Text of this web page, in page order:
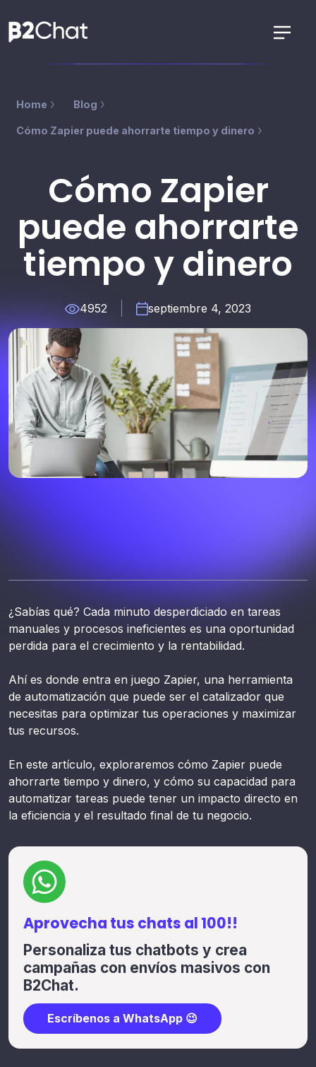
Home Blog
Cómo Zapier puede ahorrarte tiempo y dinero
Cómo Zapier
puede ahorrarte
tiempo y dinero
4952 septiembre 4, 2023
¿Sabías qué? Cada minuto desperdiciado en tareas
manuales y procesos ineficientes es una oportunidad
perdida para el crecimiento y la rentabilidad.
Ahí es donde entra en juego Zapier, una herramienta
de automatización que puede ser el catalizador que
necesitas para optimizar tus operaciones y maximizar
tus recursos.
En este artículo, exploraremos cómo Zapier puede
ahorrarte tiempo y dinero, y cómo su capacidad para
automatizar tareas puede tener un impacto directo en
la eficiencia y el resultado final de tu negocio.
Aprovecha tus chats al 100!!
Personaliza tus chatbots y crea
campañas con envíos masivos con
B2Chat.
Escríbenos a WhatsApp 😉